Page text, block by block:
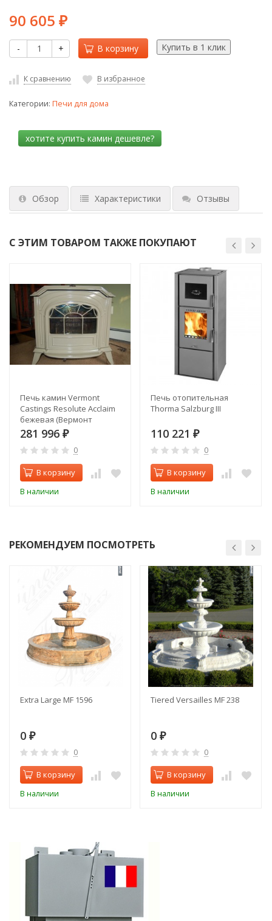
90 605 ₽
- + В корзину
К сравнению В избранное
Категории: Печи для дома
Обзор Характеристики Отзывы
С ЭТИМ ТОВАРОМ ТАКЖЕ ПОКУПАЮТ
Печь камин Vermont
Castings Resolute Acclaim
бежевая (Вермонт
Кастингс Ресолуте
Акклаим)
281 996 ₽
0
В корзину
В наличии
Печь отопительная
Thorma Salzburg III
110 221 ₽
0
В корзину
В наличии
РЕКОМЕНДУЕМ ПОСМОТРЕТЬ
Extra Large MF 1596
0 ₽
0
В корзину
В наличии
Tiered Versailles MF 238
0 ₽
0
В корзину
В наличии